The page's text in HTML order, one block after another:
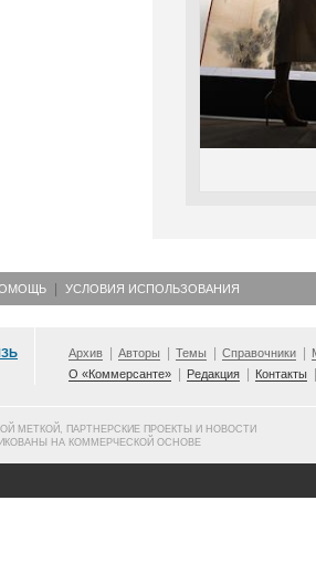
УСЛОВИЯ ИСПОЛЬЗОВАНИЯ
Архив Авторы Темы Справочники
О «Коммерсанте»
Редакция Контакты
МЕТКОЙ, ПАРТНЕРСКИЕ ПРОЕКТЫ И НОВОСТИ
НА КОММЕРЧЕСКОЙ ОСНОВЕ